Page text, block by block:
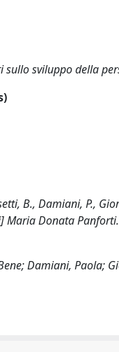
sullo sviluppo della
B., Damiani, P.,
Donata
Damiani, Paola;